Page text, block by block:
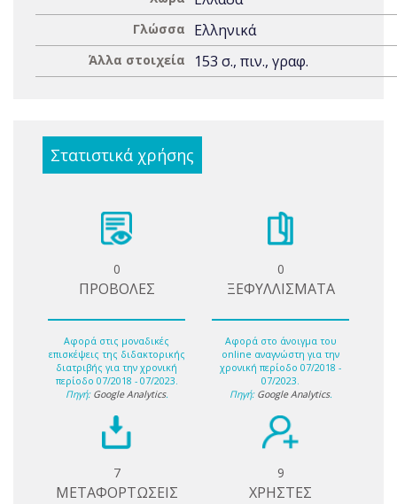
Γλώσσα Ελληνικά
Άλλα στοιχεία 153 σ., πιν., γραφ.
Στατιστικά χρήσης
0
ΠΡΟΒΟΛΕΣ
Αφορά στις μοναδικές
επισκέψεις της διδακτορικής
διατριβής για την χρονική
περίοδο 07/2018 - 07/2023.
Πηγή: Google Analytics.
0
ΞΕΦΥΛΛΙΣΜΑΤΑ
Αφορά στο άνοιγμα του
online αναγνώστη για την
χρονική περίοδο 07/2018 -
07/2023.
Πηγή: Google Analytics.
7
ΜΕΤΑΦΟΡΤΩΣΕΙΣ
9
ΧΡΗΣΤΕΣ